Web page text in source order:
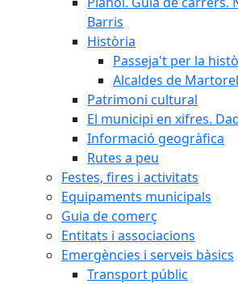
Barris
Història
Passeja't per la
Alcaldes de
Patrimoni cultural
El municipi en xifres.
Informació geogràfica
Rutes a peu
Festes, fires i activitats
Equipaments municipals
Guia de comerç
Entitats i associacions
Emergències i serveis bàsics
Transport públic